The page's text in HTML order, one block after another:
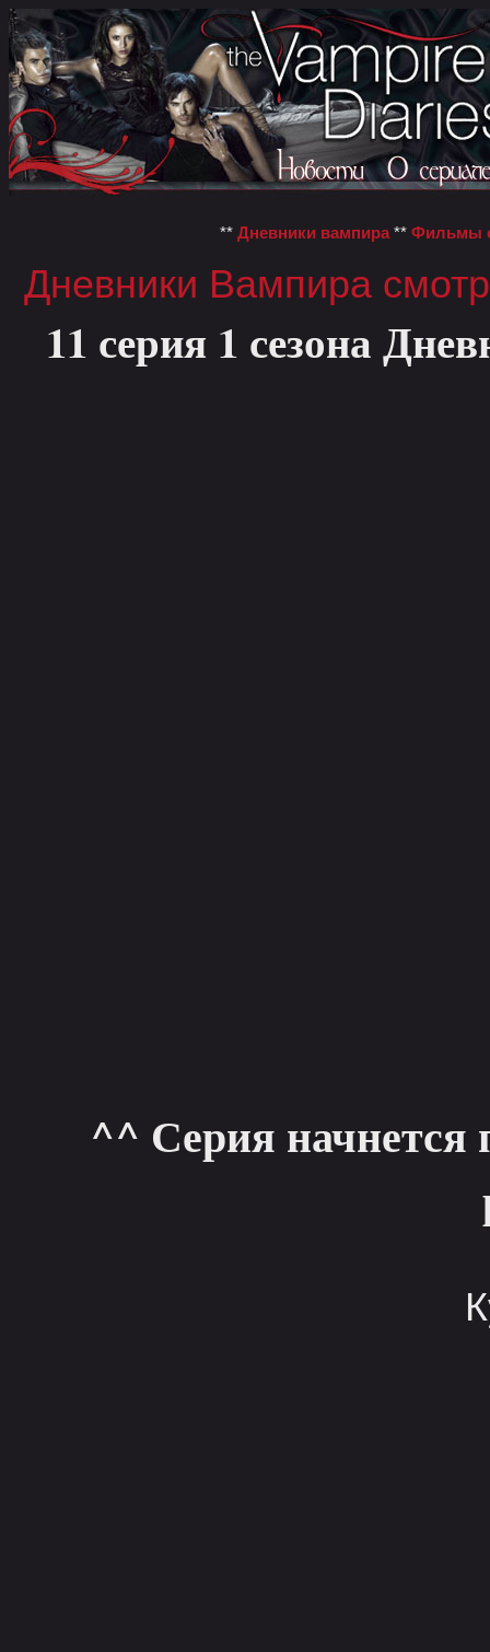
** Дневники вампира ** Фильмы
Дневники Вампира
11 серия 1 сезона
^^ Серия начнется